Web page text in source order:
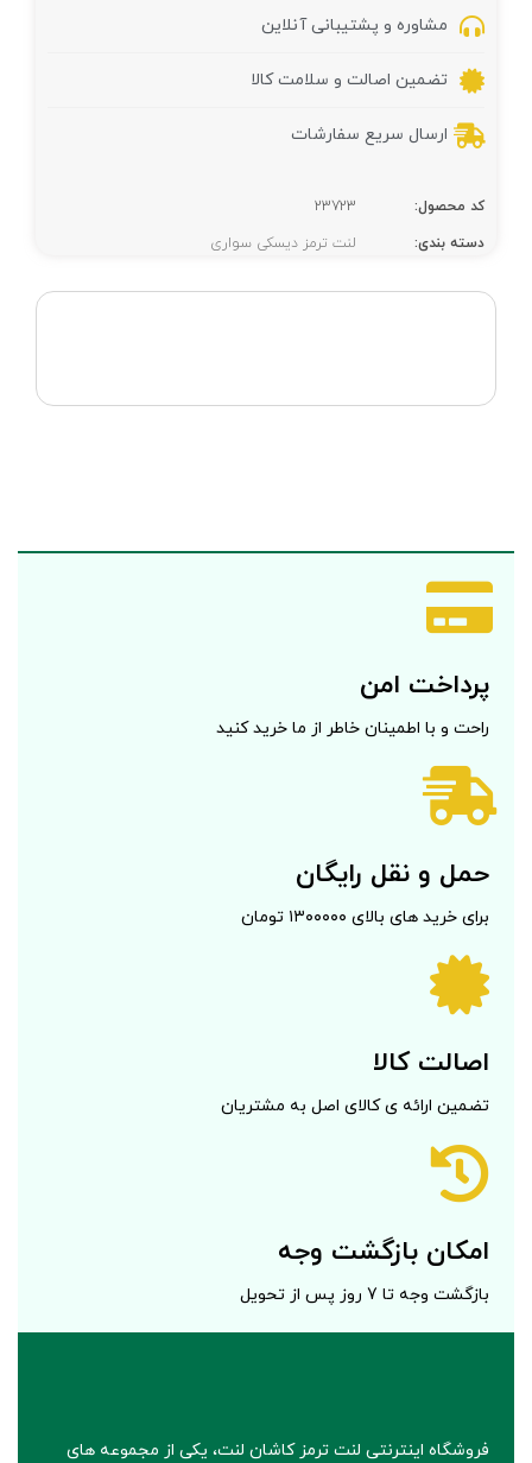
مشاوره و پشتیبانی آنلاین
تضمین اصالت و سلامت کالا
ارسال سریع سفارشات
کد محصول:
23723
دسته بندی:
لنت ترمز دیسکی سواری
پرداخت امن
راحت و با اطمینان خاطر از ما خرید کنید
حمل و نقل رایگان
برای خرید های بالای ۱۳۰۰۰۰۰ تومان
اصالت کالا
تضمین ارائه ی کالای اصل به مشتریان
امکان بازگشت وجه
بازگشت وجه تا 7 روز پس از تحویل
فروشگاه اینترنتی لنت ترمز کاشان لنت، یکی از مجموعه های